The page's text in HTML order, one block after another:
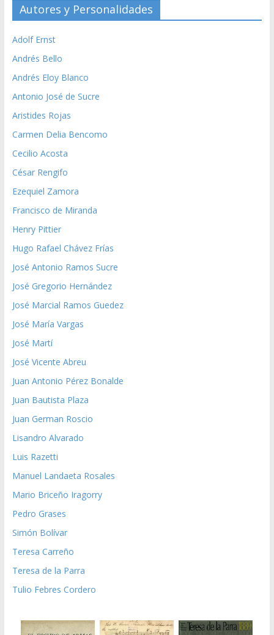
Autores y Personalidades
Adolf Ernst
Andrés Bello
Andrés Eloy Blanco
Antonio José de Sucre
Aristides Rojas
Carmen Delia Bencomo
Cecilio Acosta
César Rengifo
Ezequiel Zamora
Francisco de Miranda
Henry Pittier
Hugo Rafael Chávez Frías
José Antonio Ramos Sucre
José Gregorio Hernández
José Marcial Ramos Guedez
José María Vargas
José Martí
José Vicente Abreu
Juan Antonio Pérez Bonalde
Juan Bautista Plaza
Juan German Roscio
Lisandro Alvarado
Luis Razetti
Manuel Landaeta Rosales
Mario Briceño Iragorry
Pedro Grases
Simón Bolívar
Teresa Carreño
Teresa de la Parra
Tulio Febres Cordero